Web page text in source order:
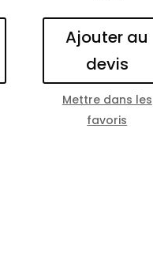
Ajouter au
devis
Mettre dans les
favoris